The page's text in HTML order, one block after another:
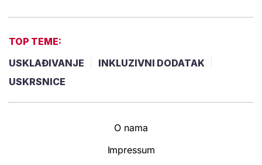
TOP TEME:
USKLAĐIVANJE
INKLUZIVNI DODATAK
USKRSNICE
O nama
Impressum